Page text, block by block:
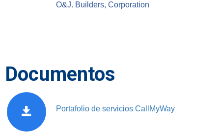
O&J. Builders, Corporation
Documentos
Portafolio de servicios CallMyWay